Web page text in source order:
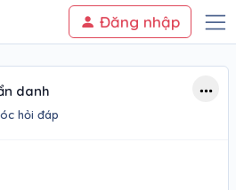
Đăng nhập
danh
hỏi đáp